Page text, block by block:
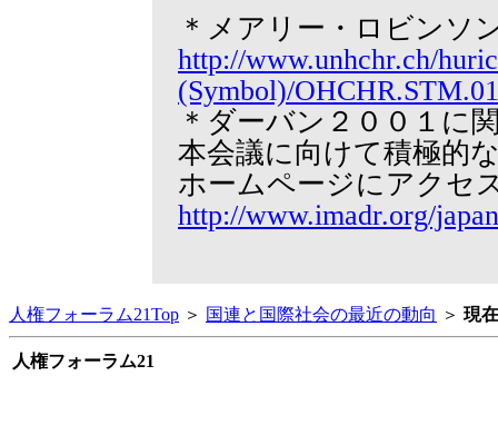
＊メアリー・ロビンソ
http://www.unhchr.ch/
(Symbol)/
＊ダーバン２００１に
本会議に向けて積極的
ホームページにアクセ
http://www.imadr.org/
人権フォーラム21Top ＞ 国連と国際社会の最近の動向 ＞ 現
人権フォーラム21